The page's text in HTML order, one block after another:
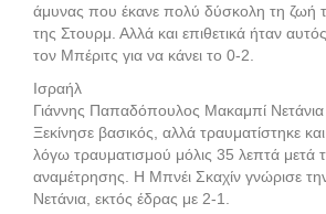
άμυνας που έκανε πολύ δύσκολη τη ζωή
της Στουρμ. Αλλά και επιθετικά ήταν
τον Μπέριτς για να κάνει το 0-2.
Ισραήλ
Γιάννης Παπαδόπουλος Μακαμπί
Ξεκίνησε βασικός, αλλά τραυματίστηκε
λόγω τραυματισμού μόλις 35 λεπτά μετά
αναμέτρησης. Η Μπνέι Σκαχίν γνώρισε
Νετάνια, εκτός έδρας με 2-1.